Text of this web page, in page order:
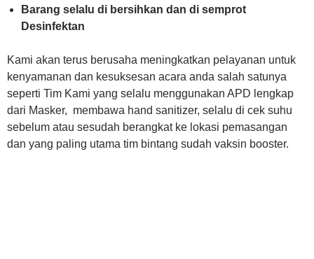
Barang selalu di bersihkan dan di semprot
Desinfektan
Kami akan terus berusaha meningkatkan pelayanan untuk
kenyamanan dan kesuksesan acara anda salah satunya
seperti Tim Kami yang selalu menggunakan APD lengkap
dari Masker, membawa hand sanitizer, selalu di cek suhu
sebelum atau sesudah berangkat ke lokasi pemasangan
dan yang paling utama tim bintang sudah vaksin booster.